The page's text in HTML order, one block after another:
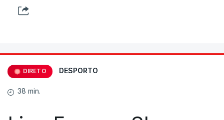
DIRETO DESPORTO
38 min.